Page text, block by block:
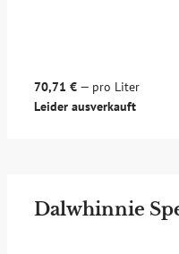
70,71 € — pro Liter
Leider ausverkauft
Dalwhinnie